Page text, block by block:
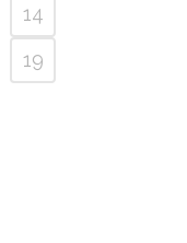
14
19